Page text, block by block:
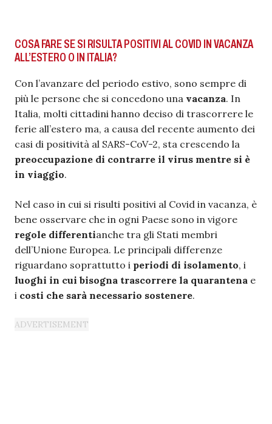
COSA FARE SE SI RISULTA POSITIVI AL COVID IN VACANZA
ALL’ESTERO O IN ITALIA?
Con l’avanzare del periodo estivo, sono sempre di
più le persone che si concedono una vacanza. In
Italia, molti cittadini hanno deciso di trascorrere le
ferie all’estero ma, a causa del recente aumento dei
casi di positività al SARS-CoV-2, sta crescendo la
preoccupazione di contrarre il virus mentre si è
in viaggio.
Nel caso in cui si risulti positivi al Covid in vacanza, è
bene osservare che in ogni Paese sono in vigore
regole differentianche tra gli Stati membri
dell’Unione Europea. Le principali differenze
riguardano soprattutto i periodi di isolamento, i
luoghi in cui bisogna trascorrere la quarantena e
i costi che sarà necessario sostenere.